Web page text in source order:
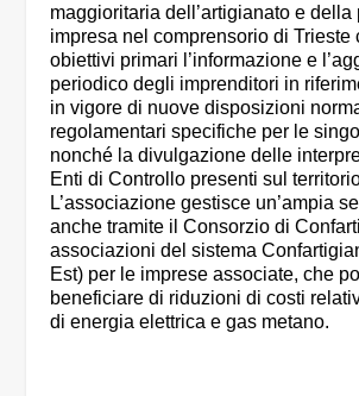
maggioritaria dell’artigianato e della
impresa nel comprensorio di Trieste
obiettivi primari l’informazione e
periodico degli imprenditori in
in vigore di nuove disposizioni
regolamentari specifiche per le
nonché la divulgazione delle
Enti di Controllo presenti sul
L’associazione gestisce un’ampia
anche tramite il Consorzio di
associazioni del sistema
Est) per le imprese associate, che
beneficiare di riduzioni di costi
di energia elettrica e gas metano.